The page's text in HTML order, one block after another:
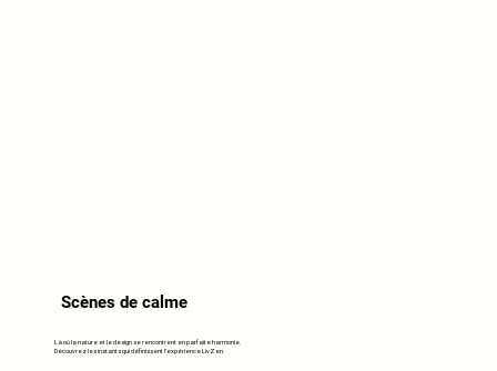
Scènes de calme
Là où la nature et le design se rencontrent en parfaite harmonie.
Découvrez les instants qui définissent l’expérience LivZen.